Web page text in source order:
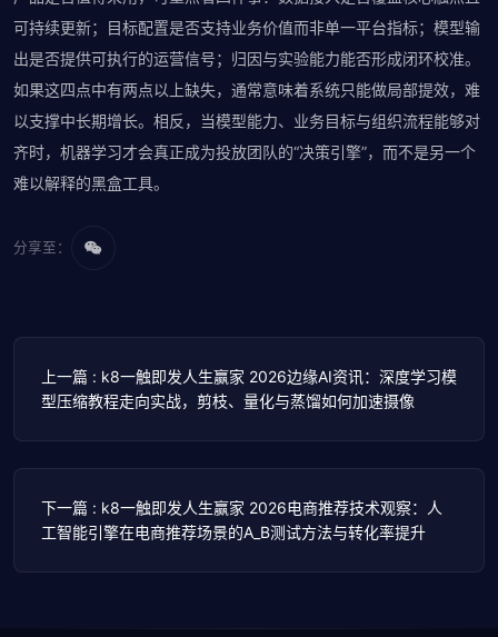
可持续更新；目标配置是否支持业务价值而非单一平台指标；模型输
出是否提供可执行的运营信号；归因与实验能力能否形成闭环校准。
如果这四点中有两点以上缺失，通常意味着系统只能做局部提效，难
以支撑中长期增长。相反，当模型能力、业务目标与组织流程能够对
齐时，机器学习才会真正成为投放团队的“决策引擎”，而不是另一个
难以解释的黑盒工具。
分享至：
上一篇 : k8一触即发人生赢家 2026边缘AI资讯：深度学习模
型压缩教程走向实战，剪枝、量化与蒸馏如何加速摄像
下一篇 : k8一触即发人生赢家 2026电商推荐技术观察：人
工智能引擎在电商推荐场景的A_B测试方法与转化率提升